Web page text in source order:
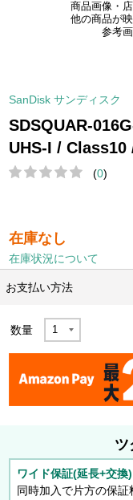
商品画像・
他の商品が
参考
SanDisk サンディスク
SDSQUAR-
UHS-I / Class10
(0)
在庫なし
在庫状況について
お支払い方法
数量
ツ
ワイド保証(延長+交換
同時加入で片方の保証